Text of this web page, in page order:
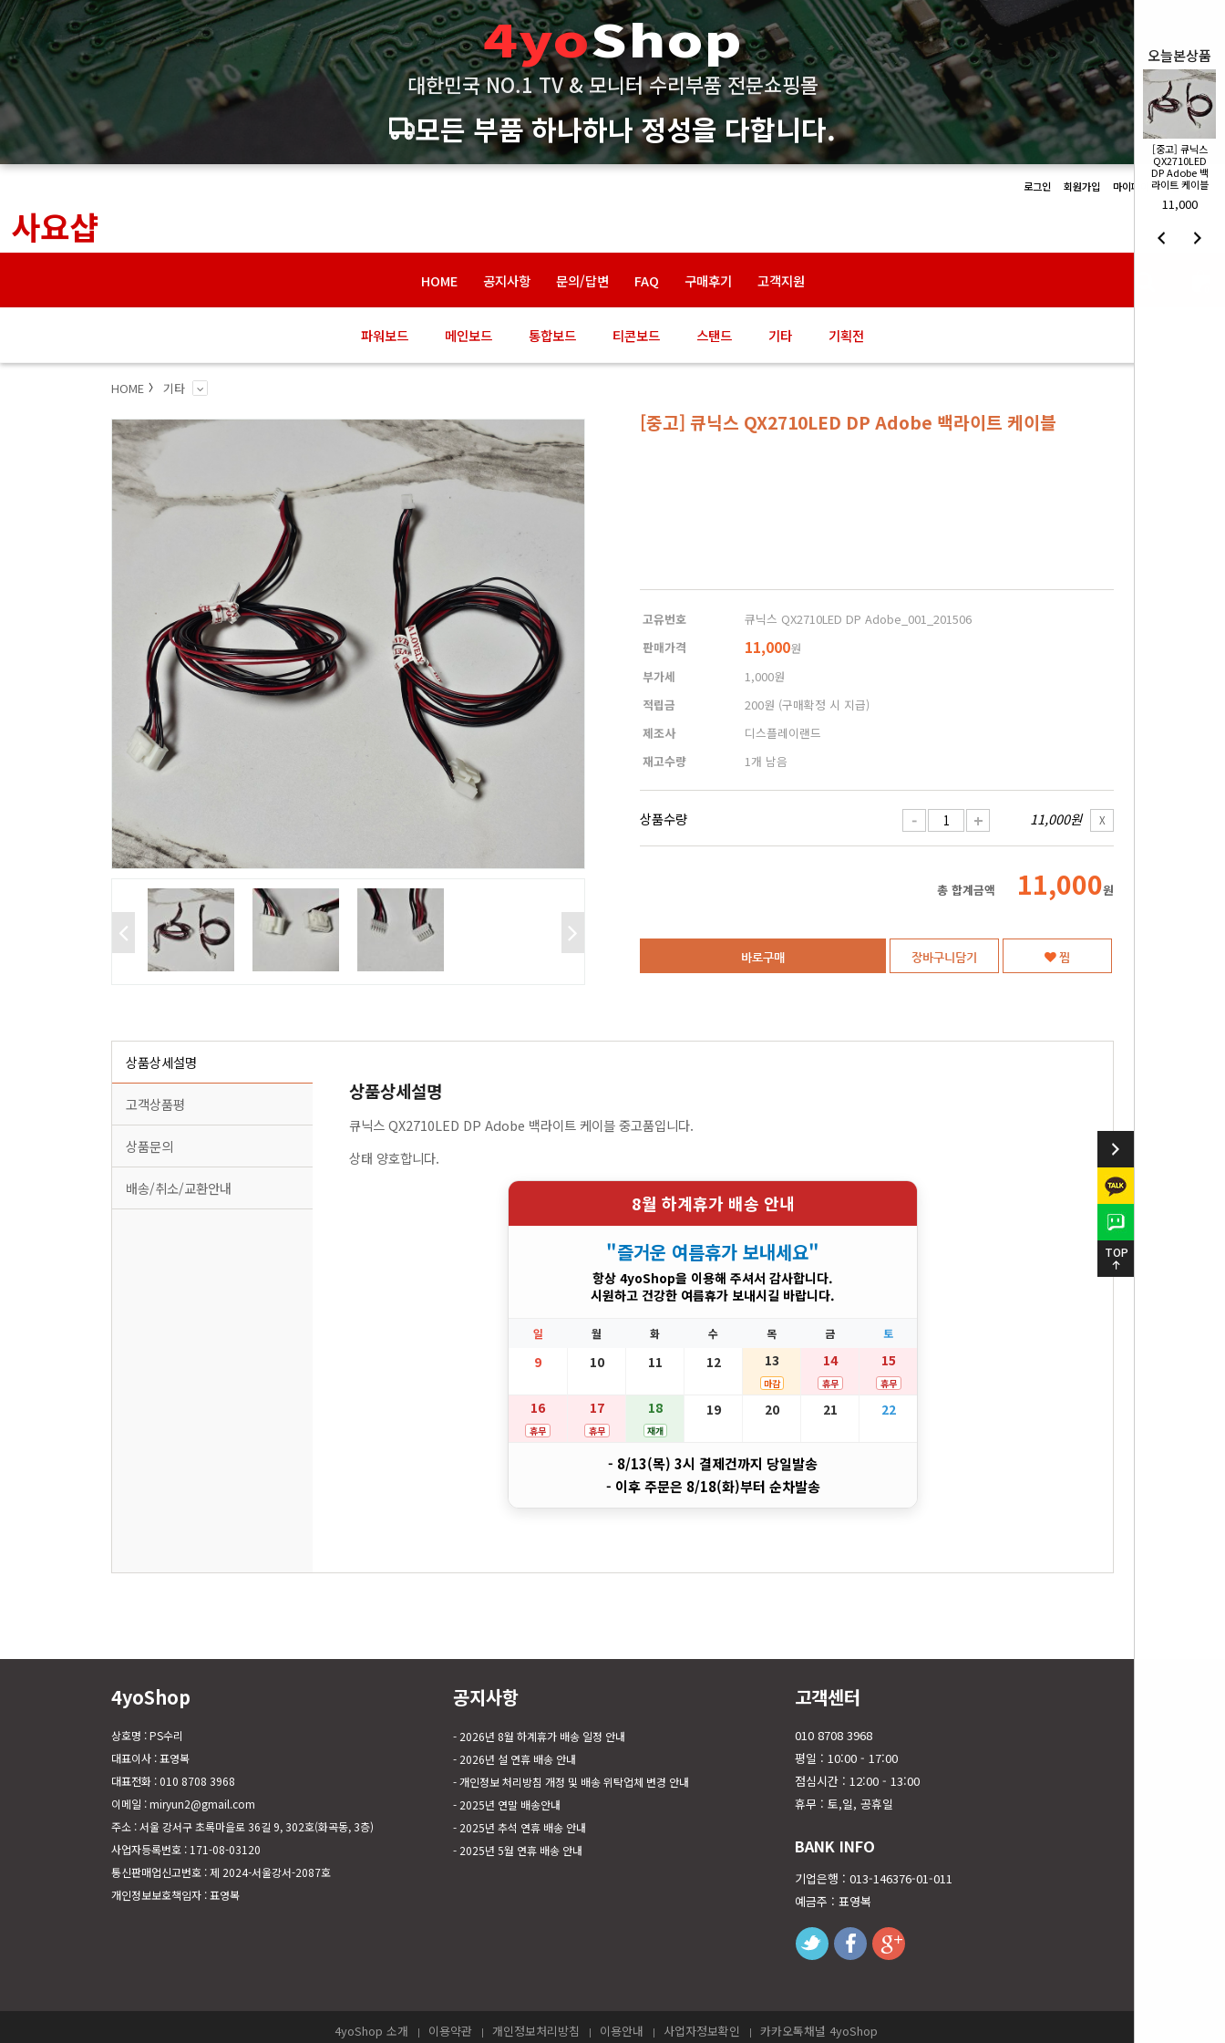
4yoShop
대한민국 NO.1 TV & 모니터 수리부품 전문쇼핑몰
모든 부품 하나하나 정성을 다합니다.
사요샵
로그인 회원가입 마이페이지 장바구니
HOME 공지사항 문의/답변 FAQ 구매후기 고객지원
파워보드 메인보드 통합보드 티콘보드 스탠드 기타 기획전
HOME 기타
[중고] 큐닉스 QX2710LED DP Adobe 백라이트 케이블
고유번호
큐닉스 QX2710LED DP Adobe_001_201506
판매가격
11,000원
부가세
1,000원
적립금
200원 (구매확정 시 지급)
제조사
디스플레이랜드
재고수량
1개 남음
상품수량 - + 11,000원 X
총 합계금액 11,000원
바로구매 장바구니담기 찜
상품상세설명
고객상품평
상품문의
배송/취소/교환안내
상품상세설명
큐닉스 QX2710LED DP Adobe 백라이트 케이블 중고품입니다.
상태 양호합니다.
8월 하계휴가 배송 안내
"즐거운 여름휴가 보내세요"
항상 4yoShop을 이용해 주셔서 감사합니다.
시원하고 건강한 여름휴가 보내시길 바랍니다.
일 월 화 수 목 금 토
9 10 11 12 13
마감
14
휴무
15
휴무
16
휴무
17
휴무
18
재개
19 20 21 22
- 8/13(목) 3시 결제건까지 당일발송
- 이후 주문은 8/18(화)부터 순차발송
4yoShop
상호명 : PS수리
대표이사 : 표영복
대표전화 : 010 8708 3968
이메일 : miryun2@gmail.com
주소 : 서울 강서구 초록마을로 36길 9, 302호(화곡동, 3층)
사업자등록번호 : 171-08-03120
통신판매업신고번호 : 제 2024-서울강서-2087호
개인정보보호책임자 : 표영복
공지사항
2026년 8월 하계휴가 배송 일정 안내
2026년 설 연휴 배송 안내
개인정보 처리방침 개정 및 배송 위탁업체 변경 안내
2025년 연말 배송안내
2025년 추석 연휴 배송 안내
2025년 5월 연휴 배송 안내
고객센터
010 8708 3968
평일 : 10:00 - 17:00
점심시간 : 12:00 - 13:00
휴무 : 토,일, 공휴일
BANK INFO
기업은행 : 013-146376-01-011
예금주 : 표영복
twitterfacebook
4yoShop 소개 이용약관 개인정보처리방침 이용안내 사업자정보확인 카카오톡채널 4yoShop
TOP
오늘본상품
[중고] 큐닉스
QX2710LED
DP Adobe 백
라이트 케이블
[중고] 큐닉스
QX2710LED
DP Adobe 백
라이트 케이블
11,000